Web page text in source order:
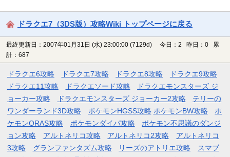
ドラクエ7（3DS版）攻略Wiki トップページに戻る
最終更新日：2007年01月31日 (水) 23:00:00 (7129d)
今日：2 昨日：0 累
計：687
ドラクエ6攻略 ドラクエ7攻略 ドラクエ8攻略
ドラクエ9攻略
ドラクエ11攻略
ドラクエソード攻略
ドラクエモンスターズ ジ
ョーカー攻略
ドラクエモンスターズ ジョーカー2攻略
テリーの
ワンダーランド3D攻略
ポケモンHGSS攻略 ポケモンBW攻略
ポ
ケモンORAS攻略
ポケモンダイパ攻略
ポケモン不思議のダンジ
ョン攻略
アルトネリコ攻略 アルトネリコ2攻略
アルトネリコ
3攻略
グランファンタズム攻略 リーズのアトリエ攻略
スマブ